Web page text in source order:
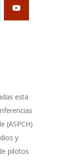
esta
(ASPCH)
y
pilotos